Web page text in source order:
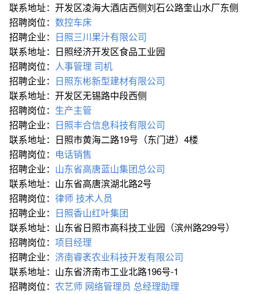
联系地址：开发区凌海大酒店西侧刘石公路奎山水厂东侧
招聘岗位： 数控车床
招聘企业： 日照三川果汁有限公司
联系地址：日照经济开发区食品工业园
招聘岗位： 人事管理 司机
招聘企业： 日照东彬新型建材有限公司
联系地址：开发区无锡路中段西侧
招聘岗位： 生产主管
招聘企业： 日照丰合信息科技有限公司
联系地址：日照市黄海二路19号（东门进）4楼
招聘岗位： 电话销售
招聘企业： 山东省高唐蓝山集团总公司
联系地址：山东省高唐滨湖北路2号
招聘岗位： 律师技术人员
招聘企业： 日照香山红叶集团
联系地址：山东省日照市高科技工业园（滨州路299号）
招聘岗位： 项目经理
招聘企业： 济南睿袤农业科技开发有限公司
联系地址：山东省济南市工业北路196号-1
招聘岗位： 农艺师 网络管理员 总经理助理